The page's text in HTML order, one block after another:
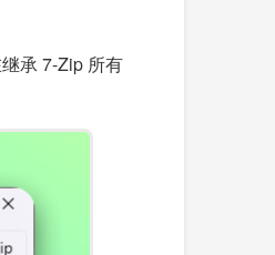
承 7-Zip 所有